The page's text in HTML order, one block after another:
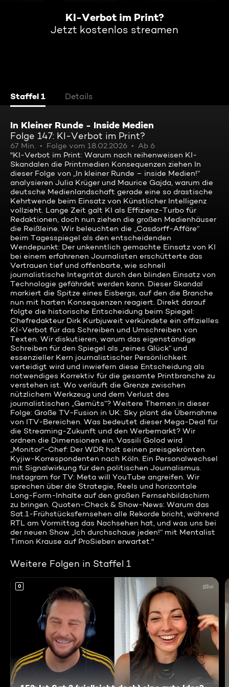
KI-Verbot im Print?
Jetzt kostenlos streamen
Staffel 1 Details
In Kleiner Runde - Inside Medien
Folge 147: KI-Verbot im Print?
67 Min. Folge vom 18.02.2026
Ab 6
"KI-Verbot im Print: Warum nach reihenweisen KI-
Skandalen die Printmedien Konsequenzen ziehen In
dieser Folge von „In kleiner Runde – inside Medien!“
analysieren Julia Krüger und Maurice Gajda, warum die
deutsche Medienlandschaft gerade eine so drastische
Kehrtwende beim Einsatz von Künstlicher Intelligenz
vollzieht. Lange Zeit galt KI als Effizienz-Turbo für
Redaktionen, doch nun ziehen die großen Medienhäuser
die Reißleine. Wir beleuchten die „Casdorff-Affäre“
beim Tagesspiegel als den entscheidenden
Wendepunkt: Der unkenntlich gemachte Einsatz von KI
bei einem erfahrenen Journalisten erschütterte das
Vertrauen tief und offenbarte, wie schnell
journalistische Integrität durch den blinden Einsatz von
Technologie gefährdet werden kann. Dieser Skandal
markiert die Spitze eines Eisbergs, auf den die Branche
nun mit harten Konsequenzen reagiert. Direkt darauf
folgte die historische Entscheidung beim Spiegel:
Chefredakteur Dirk Kurbjuweit verkündete ein offizielles
KI-Verbot für das Schreiben und Umschreiben von
Texten. Wir diskutieren, warum das eigenständige
Schreiben für den Spiegel als „reines Glück“ und
essenzieller Kern journalistischer Persönlichkeit
verteidigt wird und inwiefern diese Entscheidung als
notwendiges Korrektiv für die gesamte Printbranche zu
verstehen ist. Wo verläuft die Grenze zwischen
nützlichem Werkzeug und dem Verlust des
journalistischen „Gemüts“? Weitere Themen in dieser
Folge: Große TV-Fusion in UK: Sky plant die Übernahme
von ITV-Bereichen. Was bedeutet dieser Mega-Deal für
die Streaming-Zukunft und den Werbemarkt? Wir
ordnen die Dimensionen ein. Vassili Golod wird
„Monitor“-Chef: Der WDR holt seinen preisgekrönten
Kyjiw-Korrespondenten nach Köln. Ein Personalwechsel
mit Signalwirkung für den politischen Journalismus.
Instagram for TV: Meta will YouTube angreifen. Wir
sprechen über die Strategie, Reels und horizontale
Long-Form-Inhalte auf den großen Fernsehbildschirm
zu bringen. Quoten-Check & Show-News: Warum das
Sat.1-Frühstücksfernsehen alle Rekorde bricht, während
RTL am Vormittag das Nachsehen hat, und was uns bei
der neuen Show „Ich durchschaue jeden!“ mit Mentalist
Timon Krause auf ProSieben erwartet."
Weitere Folgen in Staffel 1
0